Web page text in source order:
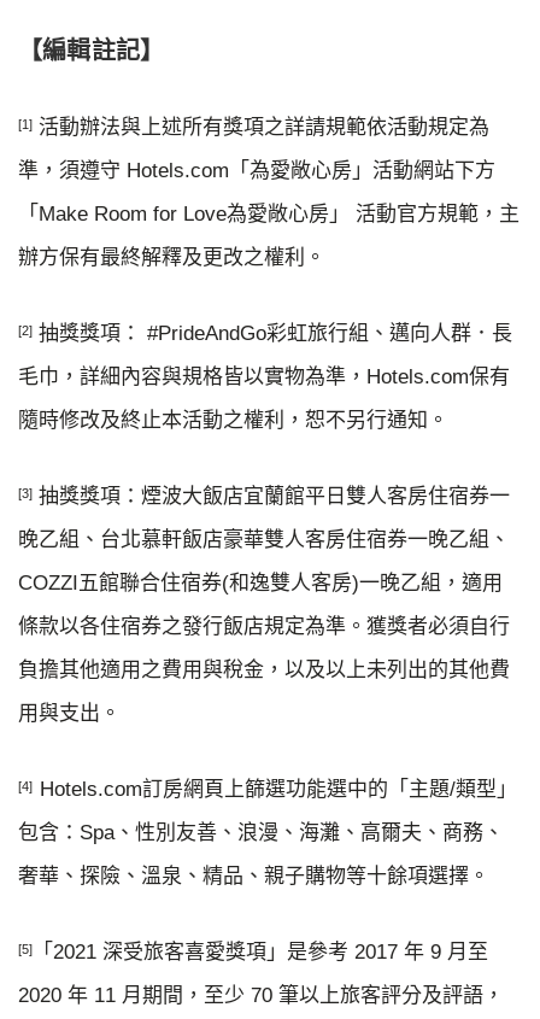
【編輯註記】
[1] 活動辦法與上述所有獎項之詳請規範依活動規定為
準，須遵守 Hotels.com「為愛敞心房」活動網站下方
「Make Room for Love為愛敞心房」 活動官方規範，主
辦方保有最終解釋及更改之權利。
[2] 抽獎獎項： #PrideAndGo彩虹旅行組、邁向人群．長
毛巾，詳細內容與規格皆以實物為準，Hotels.com保有
隨時修改及終止本活動之權利，恕不另行通知。
[3] 抽獎獎項：煙波大飯店宜蘭館平日雙人客房住宿券一
晚乙組、台北慕軒飯店豪華雙人客房住宿券一晚乙組、
COZZI五館聯合住宿券(和逸雙人客房)一晚乙組，適用
條款以各住宿券之發行飯店規定為準。獲獎者必須自行
負擔其他適用之費用與稅金，以及以上未列出的其他費
用與支出。
[4]
Hotels.com訂房網頁上篩選功能選中的「主題/類型」
包含：Spa、性別友善、浪漫、海灘、高爾夫、商務、
奢華、探險、溫泉、精品、親子購物等十餘項選擇。
[5]
「2021 深受旅客喜愛獎項」是參考 2017 年 9 月至
2020 年 11 月期間，至少 70 筆以上旅客評分及評語，